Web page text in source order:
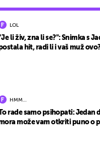
LOL
li živ, zna li se?": Snimka s
hit, radi li i vaš muž
HMM…
rade samo psihopati: Jedan
može vam otkriti puno o